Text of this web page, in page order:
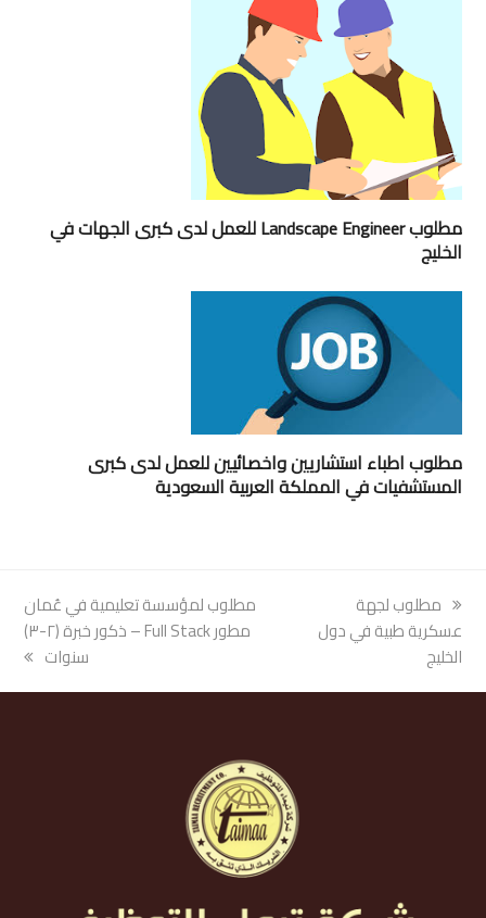
مطلوب Landscape Engineer للعمل لدى كبرى الجهات في
الخليج
مطلوب اطباء استشاريين واخصائيين للعمل لدى كبرى
المستشفيات في المملكة العربية السعودية
previous
post:
مطلوب لجهة
عسكرية طبية في دول
الخليج
next
post:
مطلوب لمؤسسة تعليمية في عُمان
مطور Full Stack – ذكور خبرة (٢-٣)
سنوات